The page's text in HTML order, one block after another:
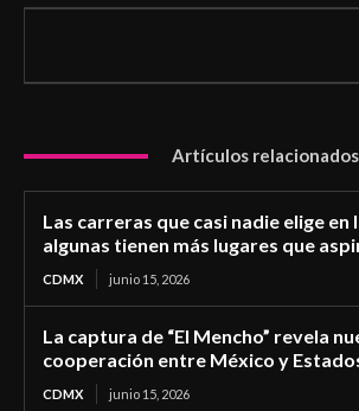
Artículos relacionados
Las carreras que casi nadie elige en
algunas tienen más lugares que
CDMX junio 15, 2026
La captura de “El Mencho” revela
cooperación entre México y
CDMX junio 15, 2026